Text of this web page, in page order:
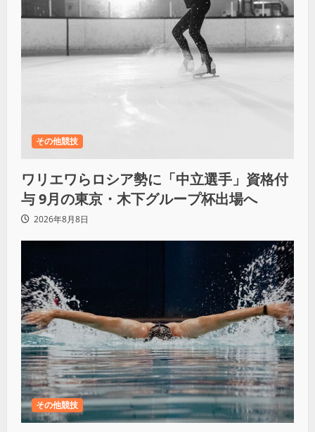
その他競技
ワリエワらロシア勢に「中立選手」資格付
与 9月の東京・木下グループ杯出場へ
2026年8月8日
その他競技